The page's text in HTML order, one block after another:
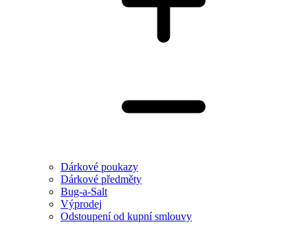
Dárkové poukazy
Dárkové předměty
Bug-a-Salt
Výprodej
Odstoupení od kupní smlouvy